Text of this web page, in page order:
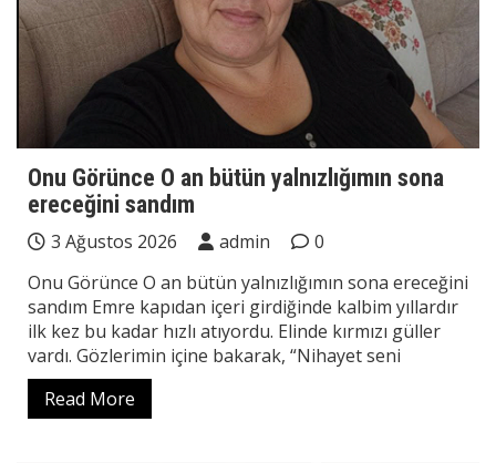
Onu Görünce O an bütün yalnızlığımın sona
ereceğini sandım
3 Ağustos 2026 admin
0
Onu Görünce O an bütün yalnızlığımın sona ereceğini
sandım Emre kapıdan içeri girdiğinde kalbim yıllardır
ilk kez bu kadar hızlı atıyordu. Elinde kırmızı güller
vardı. Gözlerimin içine bakarak, “Nihayet seni
Read More